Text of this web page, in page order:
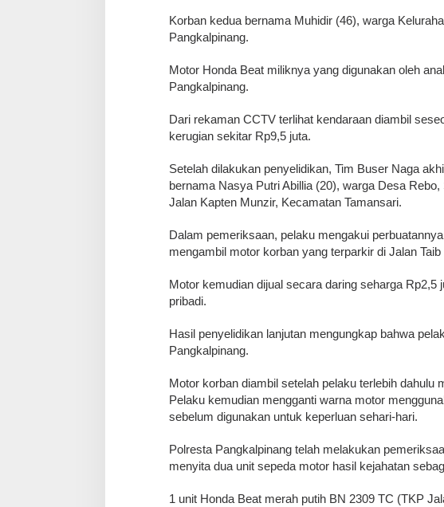
‎Korban kedua bernama Muhidir (46), warga
Pangkalpinang.
‎Motor Honda Beat miliknya yang digunakan oleh
Pangkalpinang.
‎Dari rekaman CCTV terlihat kendaraan diambil
kerugian sekitar Rp9,5 juta.
‎Setelah dilakukan penyelidikan, Tim Buser Naga
bernama Nasya Putri Abillia (20), warga Desa
Jalan Kapten Munzir, Kecamatan Tamansari.
‎Dalam pemeriksaan, pelaku mengakui
mengambil motor korban yang terparkir di Jalan
‎Motor kemudian dijual secara daring seharga Rp2,5
pribadi.
‎Hasil penyelidikan lanjutan mengungkap bahwa
Pangkalpinang.
‎Motor korban diambil setelah pelaku terlebih dahulu
Pelaku kemudian mengganti warna motor
sebelum digunakan untuk keperluan sehari-hari.
‎Polresta Pangkalpinang telah melakukan
menyita dua unit sepeda motor hasil kejahatan
‎1 unit Honda Beat merah putih BN 2309 TC (TKP